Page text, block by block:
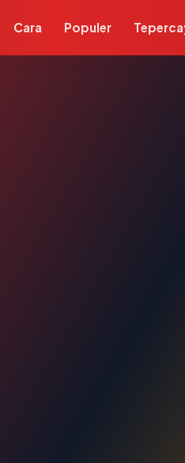
Cara Populer